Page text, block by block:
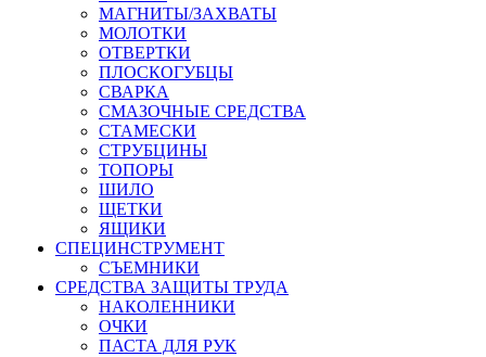
МАГНИТЫ/ЗАХВАТЫ
МОЛОТКИ
ОТВЕРТКИ
ПЛОСКОГУБЦЫ
СВАРКА
СМАЗОЧНЫЕ СРЕДСТВА
СТАМЕСКИ
СТРУБЦИНЫ
ТОПОРЫ
ШИЛО
ЩЕТКИ
ЯЩИКИ
СПЕЦИНСТРУМЕНТ
СЪЕМНИКИ
СРЕДСТВА ЗАЩИТЫ ТРУДА
НАКОЛЕННИКИ
ОЧКИ
ПАСТА ДЛЯ РУК